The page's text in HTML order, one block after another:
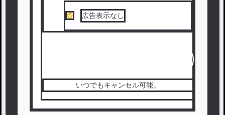
広告表示なし
いつでもキャンセル可能。